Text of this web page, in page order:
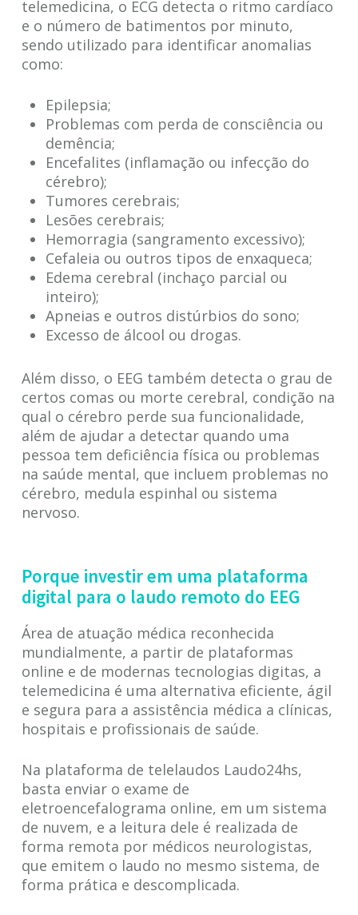
telemedicina, o ECG detecta o ritmo cardíaco
e o número de batimentos por minuto,
sendo utilizado para identificar anomalias
como:
Epilepsia;
Problemas com perda de consciência ou
demência;
Encefalites (inflamação ou infecção do
cérebro);
Tumores cerebrais;
Lesões cerebrais;
Hemorragia (sangramento excessivo);
Cefaleia ou outros tipos de enxaqueca;
Edema cerebral (inchaço parcial ou
inteiro);
Apneias e outros distúrbios do sono;
Excesso de álcool ou drogas.
Além disso, o EEG também detecta o grau de
certos comas ou morte cerebral, condição na
qual o cérebro perde sua funcionalidade,
além de ajudar a detectar quando uma
pessoa tem deficiência física ou problemas
na saúde mental, que incluem problemas no
cérebro, medula espinhal ou sistema
nervoso.
Porque investir em uma plataforma
digital para o laudo remoto do EEG
Área de atuação médica reconhecida
mundialmente, a partir de plataformas
online e de modernas tecnologias digitas, a
telemedicina é uma alternativa eficiente, ágil
e segura para a assistência médica a clínicas,
hospitais e profissionais de saúde.
Na plataforma de telelaudos Laudo24hs,
basta enviar o exame de
eletroencefalograma online, em um sistema
de nuvem, e a leitura dele é realizada de
forma remota por médicos neurologistas,
que emitem o laudo no mesmo sistema, de
forma prática e descomplicada.